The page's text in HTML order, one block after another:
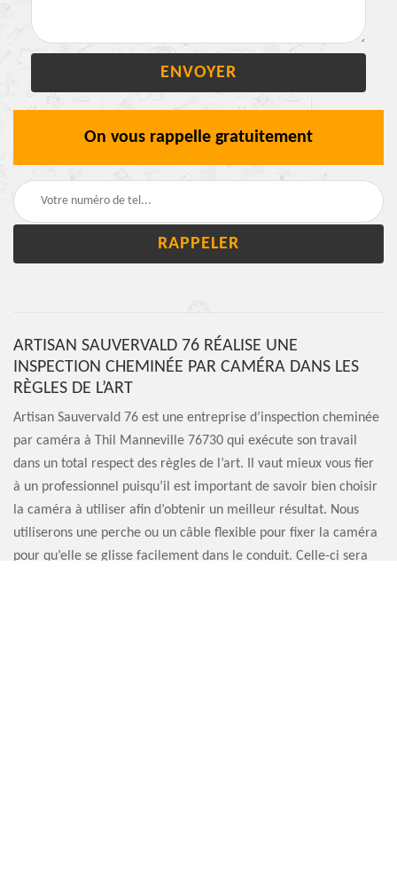
On vous rappelle gratuitement
ARTISAN SAUVERVALD 76 RÉALISE UNE
INSPECTION CHEMINÉE PAR CAMÉRA DANS LES
RÈGLES DE L’ART
Artisan Sauvervald 76 est une entreprise d’inspection cheminée
par caméra à Thil Manneville 76730 qui exécute son travail
dans un total respect des règles de l’art. Il vaut mieux vous fier
à un professionnel puisqu’il est important de savoir bien choisir
la caméra à utiliser afin d’obtenir un meilleur résultat. Nous
utiliserons une perche ou un câble flexible pour fixer la caméra
pour qu’elle se glisse facilement dans le conduit. Celle-ci sera